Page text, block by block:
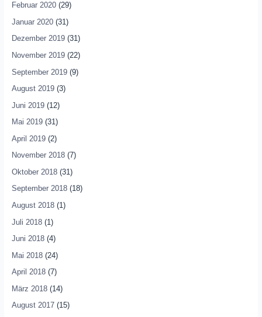
Februar 2020(29)
Januar 2020(31)
Dezember 2019(31)
November 2019(22)
September 2019(9)
August 2019(3)
Juni 2019(12)
Mai 2019(31)
April 2019(2)
November 2018(7)
Oktober 2018(31)
September 2018(18)
August 2018(1)
Juli 2018(1)
Juni 2018(4)
Mai 2018(24)
April 2018(7)
März 2018(14)
August 2017(15)